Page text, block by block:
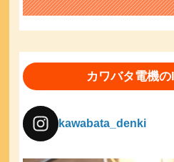
カワバタ電機
kawabata_denki